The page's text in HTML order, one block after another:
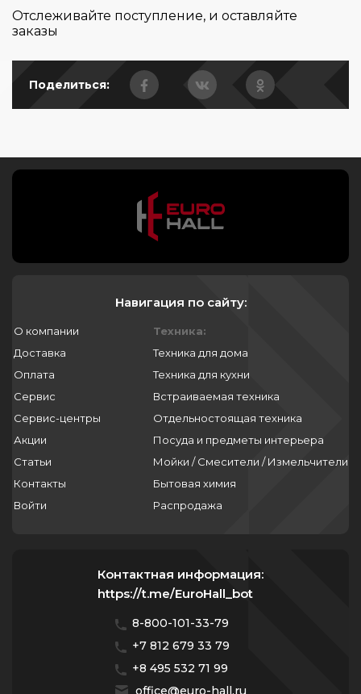
Отслеживайте поступление, и оставляйте
заказы
Поделиться:
Навигация по сайту:
О компании
Доставка
Оплата
Сервис
Сервис-центры
Акции
Статьи
Контакты
Войти
Техника:
Техника для дома
Техника для кухни
Встраиваемая техника
Отдельностоящая техника
Посуда и предметы интерьера
Мойки / Смесители / Измельчители
Бытовая химия
Распродажа
Контактная информация:
https://t.me/EuroHall_bot
8-800-101-33-79
+7 812 679 33 79
+8 495 532 71 99
office@euro-hall.ru